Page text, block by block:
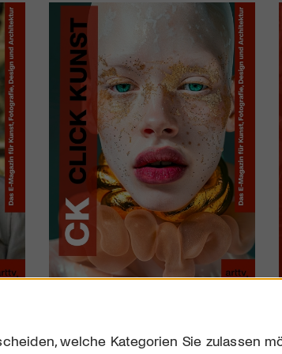
welche Kategorien Sie zulassen